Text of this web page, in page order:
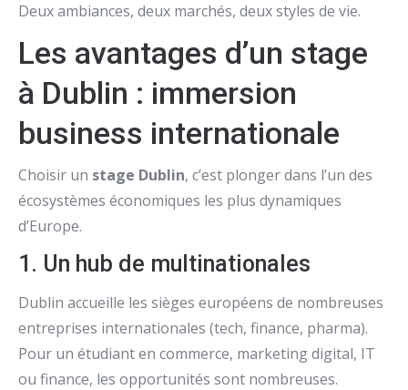
Deux ambiances, deux marchés, deux styles de vie.
Les avantages d’un stage
à Dublin : immersion
business internationale
Choisir un stage Dublin, c’est plonger dans l’un des
écosystèmes économiques les plus dynamiques
d’Europe.
1. Un hub de multinationales
Dublin accueille les sièges européens de nombreuses
entreprises internationales (tech, finance, pharma).
Pour un étudiant en commerce, marketing digital, IT
ou finance, les opportunités sont nombreuses.